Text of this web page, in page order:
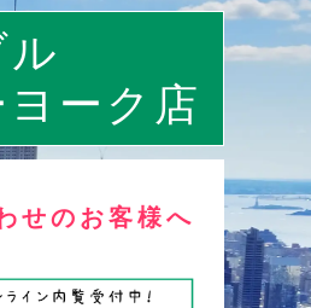
ーク店
せのお客様へ